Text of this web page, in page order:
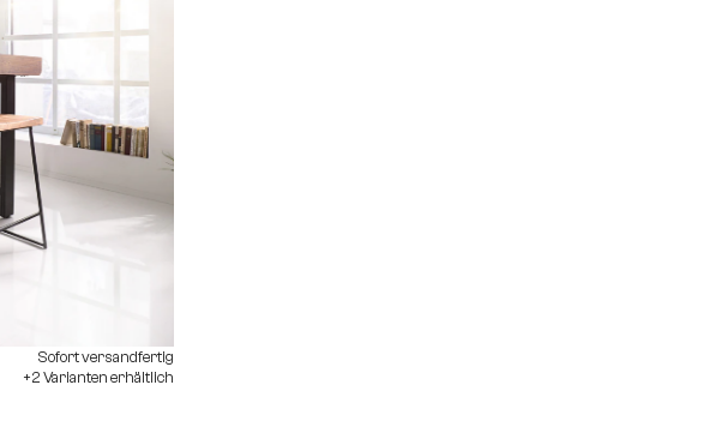
Sofort versandfertig
+2 Varianten erhältlich